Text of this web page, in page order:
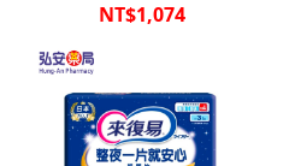
NT$1,074